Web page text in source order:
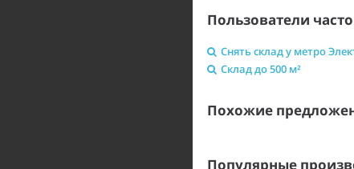
Пользователи
Снять склад у метро
Склад до 500 м²
Похожие
Популярные